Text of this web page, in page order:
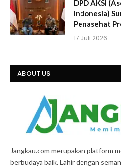
DPD AKSI
Indonesia)
Penasehat
17 Juli 2026
ABOUT US
Jangkau.com merupakan platform
berbudaya baik. Lahir dengan